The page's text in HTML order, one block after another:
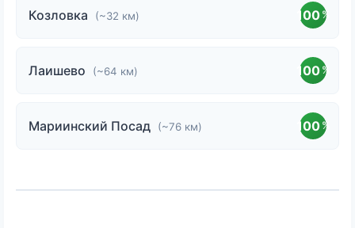
Козловка (~32 км) 100 %
Лаишево (~64 км) 100 %
Мариинский Посад (~76 км) 100 %